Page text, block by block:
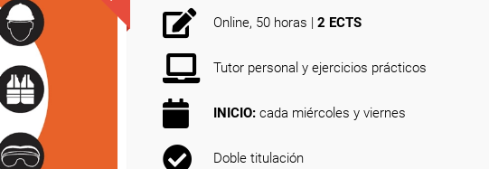
Online, 50 horas | 2 ECTS
Tutor personal y ejercicios prácticos
INICIO: cada miércoles y viernes
Doble titulación